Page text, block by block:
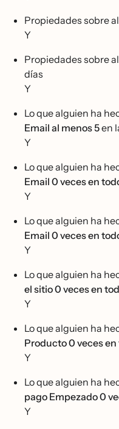
Propiedades sobre
Y
Propiedades sobre
días
Y
Lo que alguien ha
Email al menos 5en
Y
Lo que alguien ha
Email 0 vecesen
Y
Lo que alguien ha
Email 0 veces en
Y
Lo que alguien ha
el sitio 0 vecesen
Y
Lo que alguien ha
Producto 0 veces
Y
Lo que alguien ha
pago Empezado 0
Y